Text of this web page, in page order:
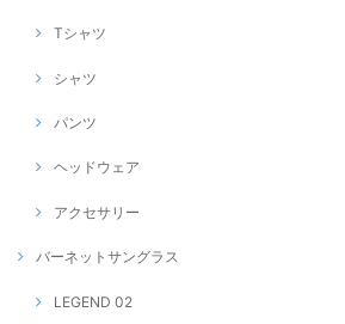
Tシャツ
シャツ
パンツ
ヘッドウェア
アクセサリー
バーネットサングラス
LEGEND 02